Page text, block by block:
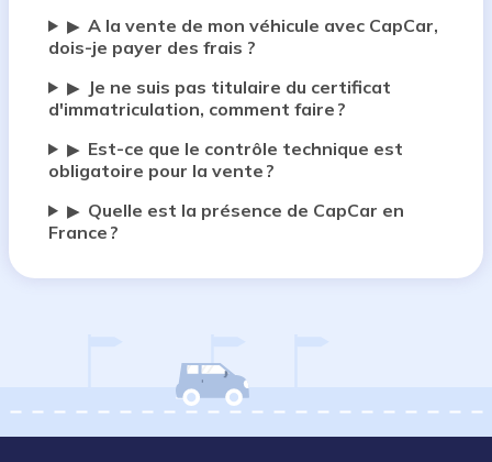
▶ A la vente de mon véhicule avec CapCar,
dois-je payer des frais ?
▶
Je ne suis pas titulaire du certificat
d'immatriculation, comment faire ?
▶ Est-ce que le contrôle technique est
obligatoire pour la vente ?
▶ Quelle est la présence de CapCar en
France ?